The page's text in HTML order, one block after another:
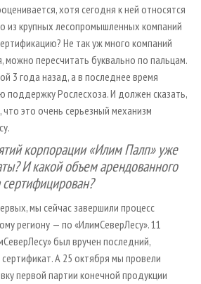
хотя сегодня к ней относятся
из крупных лесопромышленных компаний
Не так уж много компаний
можно пересчитать буквально по пальцам.
3 года назад, а в последнее время
поддержку Рослесхоза. И должен сказать,
это очень серьезный механизм
корпорации «Илим Палп» уже
И какой объем арендованного
мы сейчас завершили процесс
региону — по «ИлимСеверЛесу». 11
был вручен последний,
А 25 октября мы провели
первой партии конечной продукции